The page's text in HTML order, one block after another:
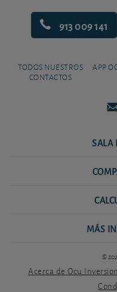
913 009 141
TODOS NUESTROS
CONTACTOS
APP
SALA
MÁS
©
Acerca de Ocu